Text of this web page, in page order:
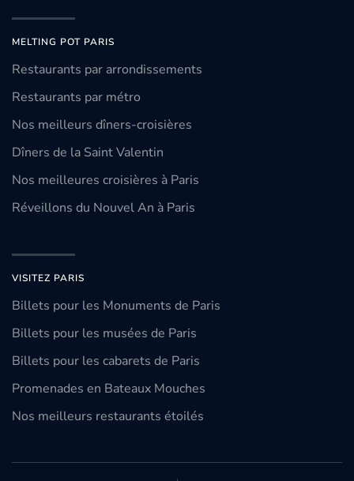
MELTING POT PARIS
Restaurants par arrondissements
Restaurants par métro
Nos meilleurs dîners-croisières
Dîners de la Saint Valentin
Nos meilleures croisières à Paris
Réveillons du Nouvel An à Paris
VISITEZ PARIS
Billets pour les Monuments de Paris
Billets pour les musées de Paris
Billets pour les cabarets de Paris
Promenades en Bateaux Mouches
Nos meilleurs restaurants étoilés